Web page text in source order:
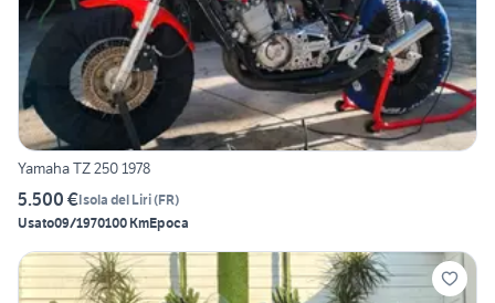
Yamaha TZ 250 1978
5.500 €Isola del Liri(FR)
Usato09/1970100 KmEpoca